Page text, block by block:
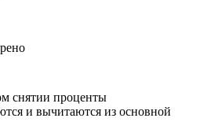
снятии проценты
и вычитаются из основной